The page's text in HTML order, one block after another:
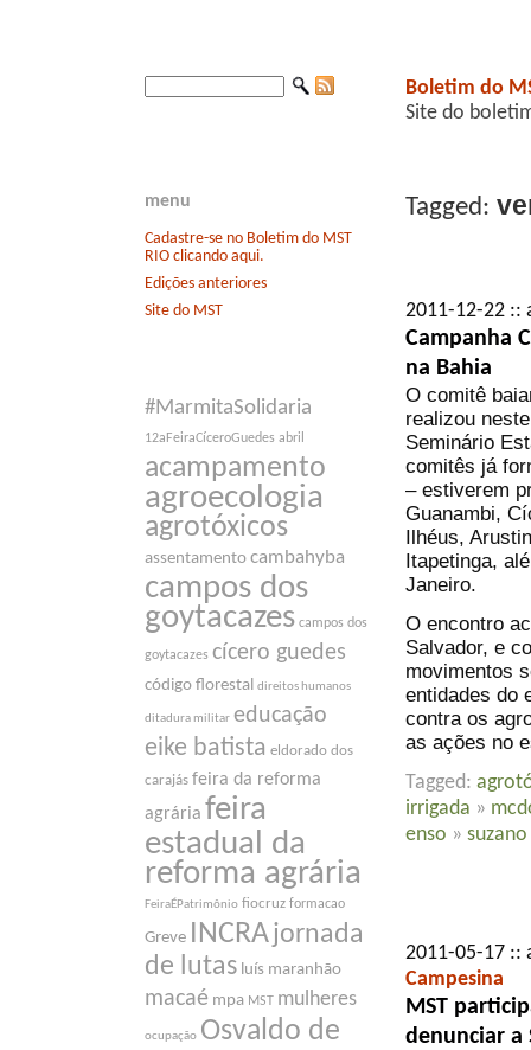
menu
Cadastre-se no Boletim do MST
RIO clicando aqui.
Edições anteriores
Site do MST
#MarmitaSolidaria
12aFeiraCíceroGuedes abril
acampamento
agroecologia
agrotóxicos
assentamento cambahyba
campos dos
goytacazes campos dos
goytacazes cícero guedes
código florestal direitos humanos
ditadura militar educação
eike batista eldorado dos
carajás feira da reforma
agrária feira
estadual da
reforma agrária
FeiraÉPatrimônio fiocruz formacao
Greve INCRA jornada
de lutas luís maranhão
macaé mpa MST mulheres
ocupação Osvaldo de
Boletim do
Site do
Tagged:
2011-12-22
Campanha
na Bahia
O comitê
realizou
Seminário
comitês já
– estiverem
Guanambi,
Ilhéus,
Itapetinga,
Janeiro.
O encontro
Salvador, e
movimentos
entidades do
contra os
as ações no
Tagged:
irrigada »
enso » suzano
2011-05-17
Campesina
MST
denunciar a